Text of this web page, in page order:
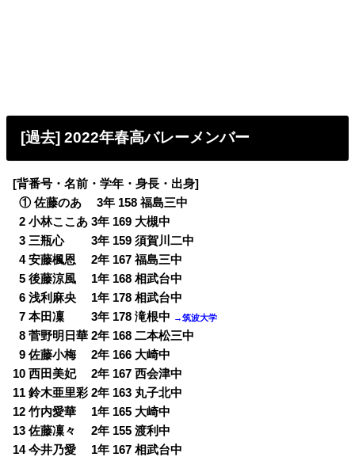
[過去] 2022年春高バレーメンバー
[背番号・名前・学年・身長・出身]
0① 佐藤のあ 3年 158 福島三中
02 小林ここあ 3年 169 大槻中
03 三瓶心 3年 159 須賀川二中
04 安藤楓恩 2年 167 福島三中
05 後藤涼風 1年 168 相武台中
06 浅利麻央 1年 178 相武台中
07 本田凜 3年 178 滝根中 →筑波大学
08 菅野明日華 2年 168 二本松三中
09 佐藤小梅 2年 166 大崎中
10 西田美妃 2年 167 西会津中
11 鈴木亜里彩 2年 163 丸子北中
12 竹内愛華 1年 165 大崎中
13 佐藤凜々 2年 155 渡利中
14 今井乃愛 1年 167 相武台中